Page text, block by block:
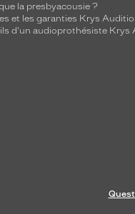
la presbyacousie ?
et les garanties Krys
d'un audioprothésiste Krys